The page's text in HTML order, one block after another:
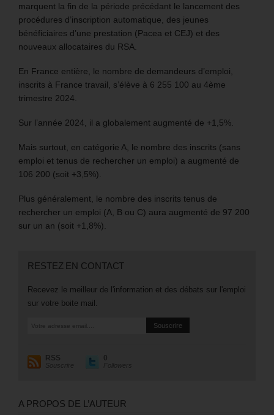
marquent la fin de la période précédant le lancement des
procédures d’inscription automatique, des jeunes
bénéficiaires d’une prestation (Pacea et CEJ) et des
nouveaux allocataires du RSA.
En France entière, le nombre de demandeurs d’emploi,
inscrits à France travail, s’élève à 6 255 100 au 4ème
trimestre 2024.
Sur l’année 2024, il a globalement augmenté de +1,5%.
Mais surtout, en catégorie A, le nombre des inscrits (sans
emploi et tenus de rechercher un emploi) a augmenté de
106 200 (soit +3,5%).
Plus généralement, le nombre des inscrits tenus de
rechercher un emploi (A, B ou C) aura augmenté de 97 200
sur un an (soit +1,8%).
RESTEZ EN CONTACT
Recevez le meilleur de l'information et des débats sur l'emploi
sur votre boite mail.
RSS
Souscrire
0
Followers
A PROPOS DE L’AUTEUR